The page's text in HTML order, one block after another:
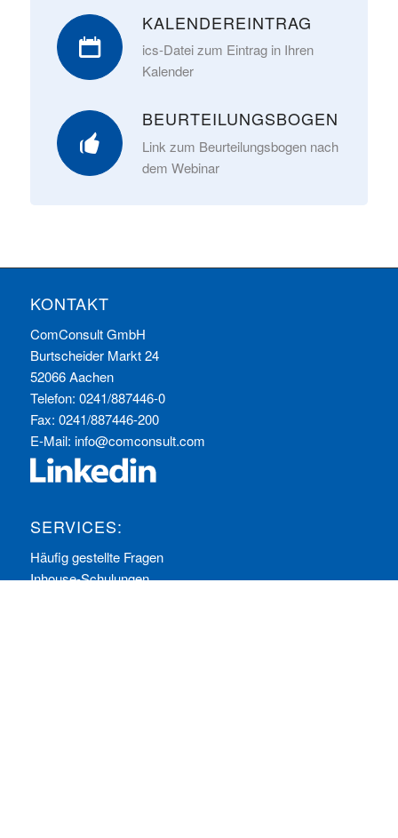
KALENDEREINTRAG
ics-Datei zum Eintrag in Ihren
Kalender
BEURTEILUNGSBOGEN
Link zum Beurteilungsbogen nach
dem Webinar
KONTAKT
ComConsult GmbH
Burtscheider Markt 24
52066 Aachen
Telefon: 0241/887446-0
Fax: 0241/887446-200
E-Mail: info@comconsult.com
SERVICES:
Häufig gestellte Fragen
Inhouse-Schulungen